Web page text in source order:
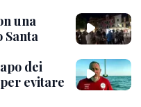
una
Santa
dei
evitare